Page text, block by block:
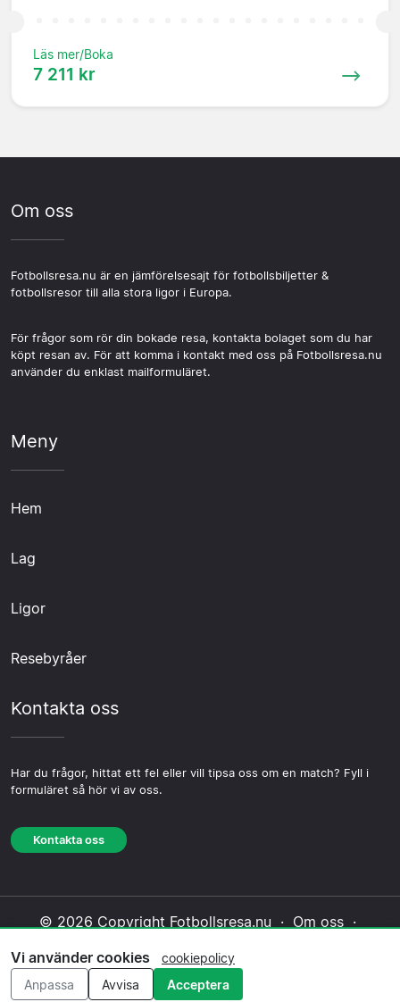
Läs mer/Boka
7 211 kr
Om oss
Fotbollsresa.nu är en jämförelsesajt för fotbollsbiljetter &
fotbollsresor till alla stora ligor i Europa.
För frågor som rör din bokade resa, kontakta bolaget som du har
köpt resan av. För att komma i kontakt med oss på Fotbollsresa.nu
använder du enklast mailformuläret.
Meny
Hem
Lag
Ligor
Resebyråer
Kontakta oss
Har du frågor, hittat ett fel eller vill tipsa oss om en match? Fyll i
formuläret så hör vi av oss.
Kontakta oss
© 2026 Copyright Fotbollsresa.nu · Om oss ·
Redaktionell policy
Vi använder cookies
cookiepolicy
Anpassa
Avvisa Acceptera